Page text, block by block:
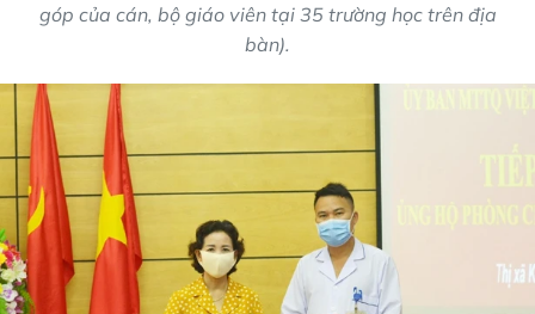
góp của cán, bộ giáo viên tại 35 trường học trên địa
bàn).